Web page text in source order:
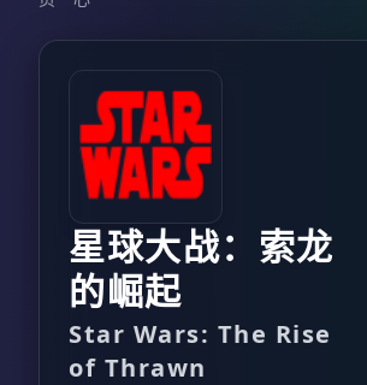
星球大战：索龙
的崛起
Star Wars: The Rise
of Thrawn